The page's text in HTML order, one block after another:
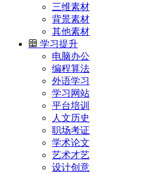
三维素材
背景素材
其他素材
学习提升
电脑办公
编程算法
外语学习
学习网站
平台培训
人文历史
职场考证
学术论文
艺术才艺
设计创意